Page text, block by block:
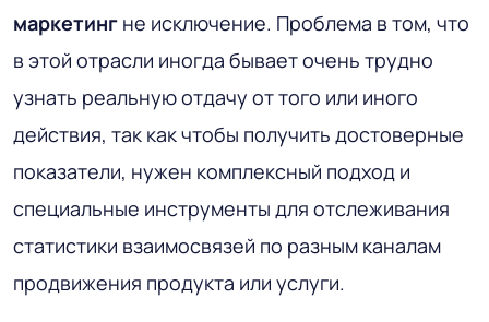
маркетинг не исключение. Проблема в том, что
в этой отрасли иногда бывает очень трудно
узнать реальную отдачу от того или иного
действия, так как чтобы получить достоверные
показатели, нужен комплексный подход и
специальные инструменты для отслеживания
статистики взаимосвязей по разным каналам
продвижения продукта или услуги.